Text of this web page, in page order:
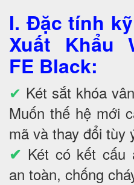
I. Đặc tính
Xuất Khẩu
FE Black:
✔ Két sắt khóa
Muốn thế hệ mới
mã và thay đổi tùy
✔ Két có kết cấu
an toàn, chống